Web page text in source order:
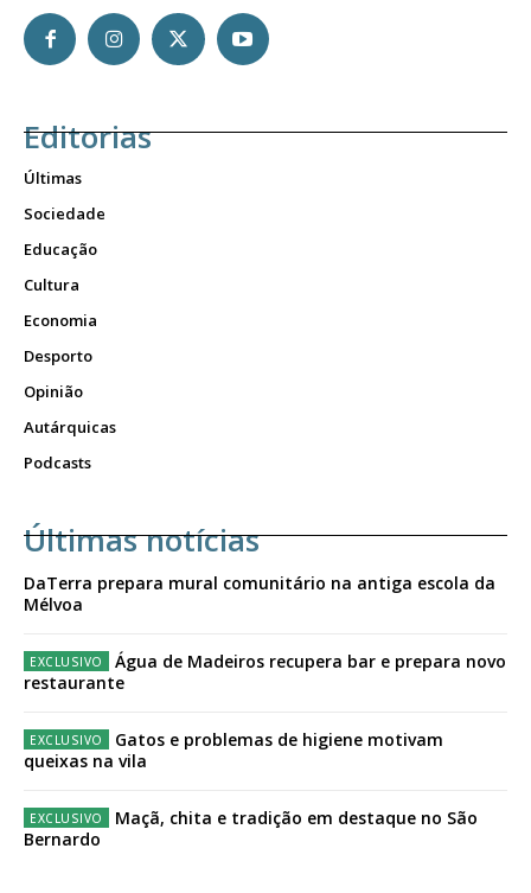
Editorias
Últimas
Sociedade
Educação
Cultura
Economia
Desporto
Opinião
Autárquicas
Podcasts
Últimas notícias
DaTerra prepara mural comunitário na antiga escola da
Mélvoa
Água de Madeiros recupera bar e prepara novo
restaurante
Gatos e problemas de higiene motivam
queixas na vila
Maçã, chita e tradição em destaque no São
Bernardo